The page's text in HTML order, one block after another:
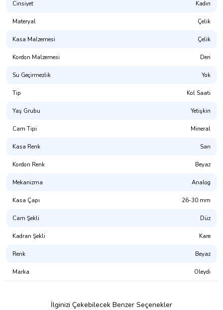
Cinsiyet Kadın
Materyal Çelik
Kasa Malzemesi Çelik
Kordon Malzemesi Deri
Su Geçirmezlik Yok
Tip Kol Saati
Yaş Grubu Yetişkin
Cam Tipi Mineral
Kasa Renk Sarı
Kordon Renk Beyaz
Mekanizma Analog
Kasa Çapı 26-30 mm
Cam Şekli Düz
Kadran Şekli Kare
Renk Beyaz
Marka Oleydi
İlginizi Çekebilecek Benzer Seçenekler